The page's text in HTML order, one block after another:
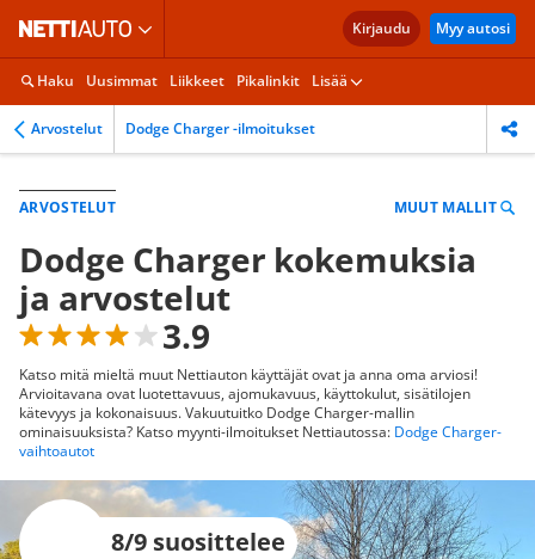
Kirjaudu Myy autosi
Haku Uusimmat Liikkeet Pikalinkit Lisää
Arvostelut Dodge Charger -ilmoitukset
ARVOSTELUT MUUT MALLIT
Dodge Charger kokemuksia
ja arvostelut
3.9
Katso mitä mieltä muut Nettiauton käyttäjät ovat ja anna oma arviosi!
Arvioitavana ovat luotettavuus, ajomukavuus, käyttokulut, sisätilojen
kätevyys ja kokonaisuus. Vakuutuitko Dodge Charger-mallin
ominaisuuksista? Katso myynti-ilmoitukset Nettiautossa: Dodge Charger-
vaihtoautot
8/9 suosittelee